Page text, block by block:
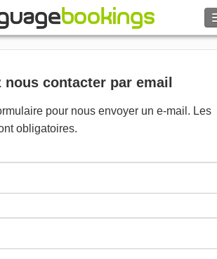
Rechercher
nous contacter par email
pour nous envoyer un e-mail. Les
obligatoires.